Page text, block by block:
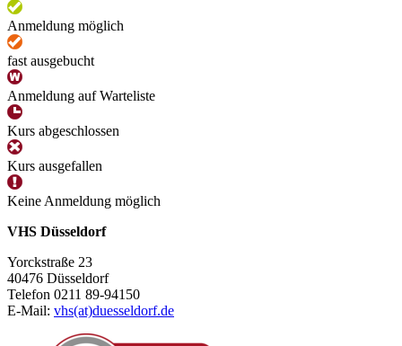
Anmeldung möglich
fast ausgebucht
Anmeldung auf Warteliste
Kurs abgeschlossen
Kurs ausgefallen
Keine Anmeldung möglich
VHS Düsseldorf
Yorckstraße 23
40476 Düsseldorf
Telefon 0211 89-94150
E-Mail: vhs(at)duesseldorf.de